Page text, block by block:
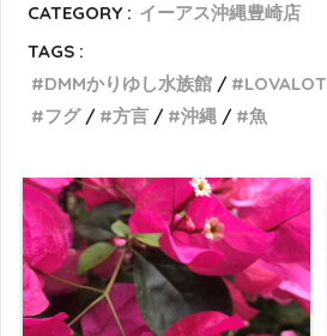
CATEGORY : イーアス沖縄豊崎店
TAGS :
DMMかりゆし水族館
LOVALOT
フグ
方言 沖縄 魚